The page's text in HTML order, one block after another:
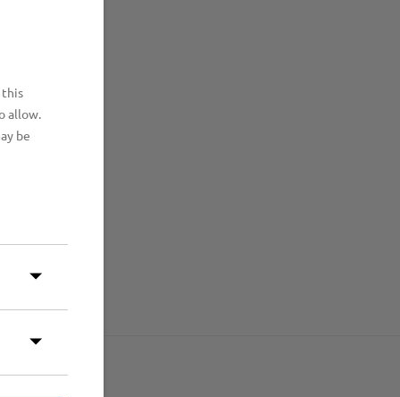
this
allow.
be